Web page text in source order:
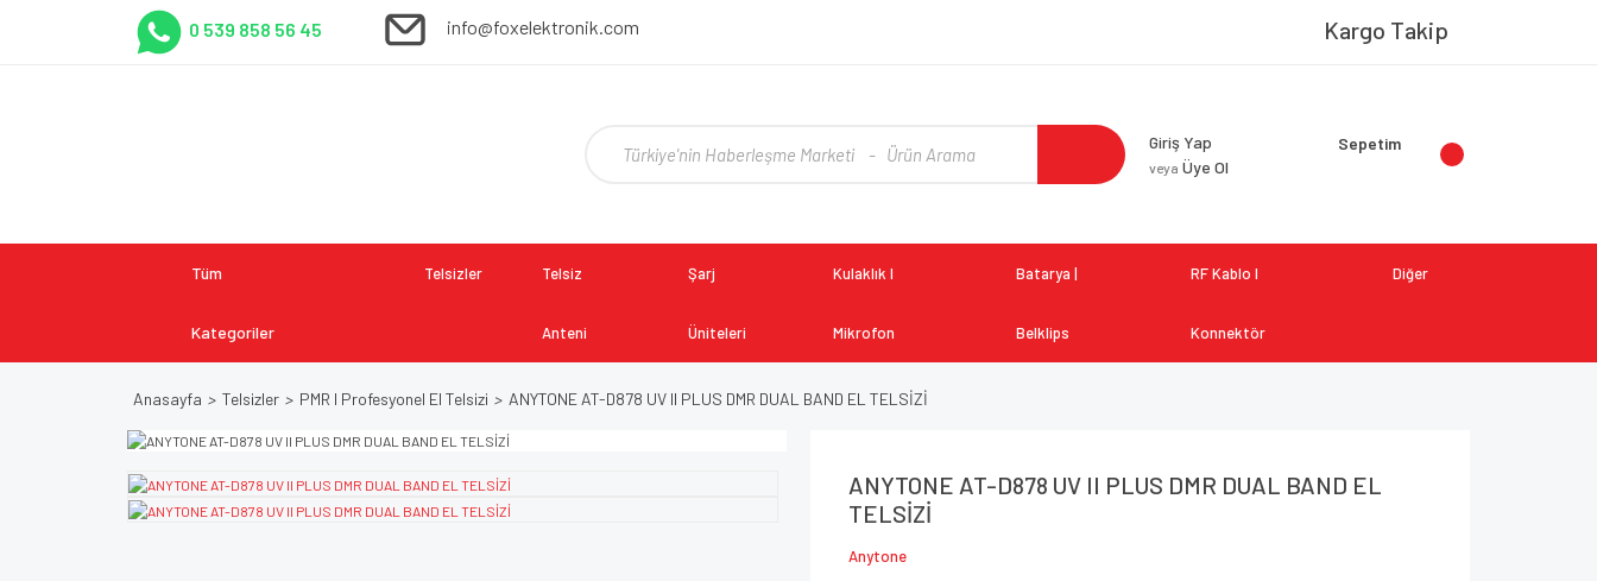
0 539 858 56 45 info@foxelektronik.com Kargo Takip
Giriş Yap
veya Üye Ol
Sepetim
Tüm
Kategoriler
Telsizler Telsiz
Anteni
Şarj
Üniteleri
Kulaklık I
Mikrofon
Batarya |
Belklips
RF Kablo I
Konnektör
Diğer
Anasayfa Telsizler PMR I Profesyonel El Telsizi ANYTONE AT-D878 UV II PLUS DMR DUAL BAND EL TELSİZİ
ANYTONE AT-D878 UV II PLUS DMR DUAL BAND EL
TELSİZİ
Anytone